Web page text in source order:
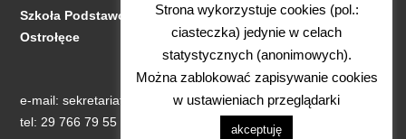
Szkoła Podstawowa Nr 1 im. Stanisława Jachowicza w
Ostrołęce
e-mail: sekretariat@sp1.ostroleka.edu.pl
tel: 29 766 79 55
Strona wykorzystuje cookies (pol.:
ciasteczka) jedynie w celach
statystycznych (anonimowych).
Można zablokować zapisywanie cookies
w ustawieniach przeglądarki
akceptuję